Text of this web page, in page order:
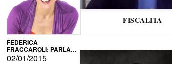
FEDERICA
FRACCAROLI: PARLARE
LINGUE DIVERSE
02/01/2015
FISCALITA